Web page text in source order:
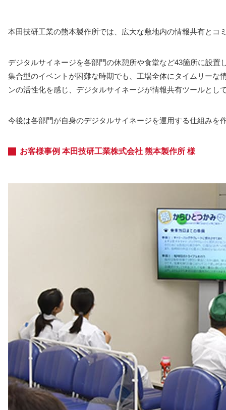
本田技研工業の熊本製作所では、広大な敷地内の情報共有と
デジタルサイネージを各部門の休憩所や食堂など43箇所に設
集合型のイベントが困難な時期でも、工場全体にタイムリー
ンの活性化を感じ、デジタルサイネージが情報共有ツールとし
今後は各部門が自身のデジタルサイネージを運用する仕組みを
お客様事例 本田技研工業株式会社 熊本製作所 様